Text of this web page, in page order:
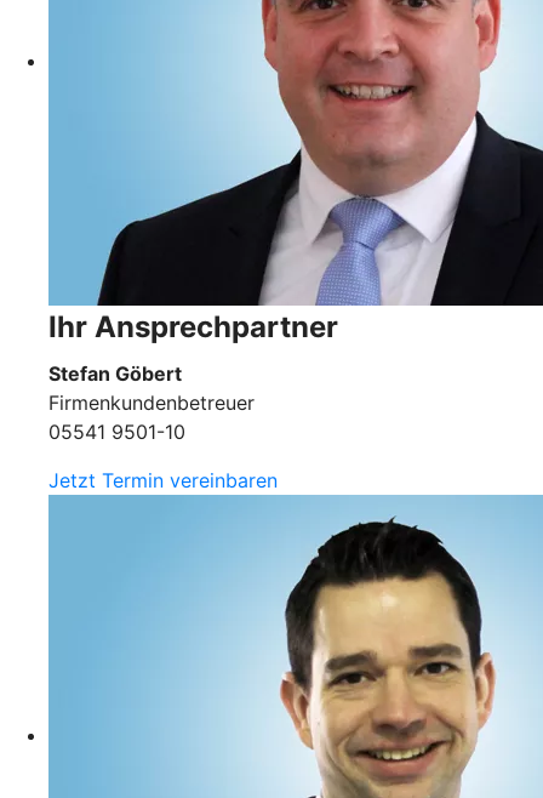
Ihr Ansprechpartner
Stefan Göbert
Firmenkundenbetreuer
05541 9501-10
Jetzt Termin vereinbaren